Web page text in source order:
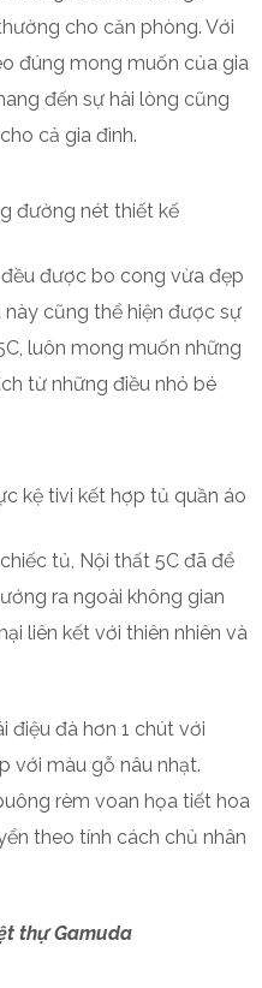
cho căn phòng. Với
đúng mong muốn của gia
đến sự hài lòng cũng
cả gia đình.
đường nét thiết kế
được bo cong vừa đẹp
cũng thể hiện được sự
luôn mong muốn những
từ những điều nhỏ bé
kệ tivi kết hợp tủ quần áo
tủ, Nội thất 5C đã để
ra ngoài không gian
liên kết với thiên nhiên và
điệu đà hơn 1 chút với
với màu gỗ nâu nhạt.
rèm voan họa tiết hoa
theo tính cách chủ nhân
thự Gamuda